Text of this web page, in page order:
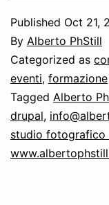
Published Oct 21,
By Alberto PhStill
Categorized as
eventi, formazione
Tagged Alberto
drupal,
studio